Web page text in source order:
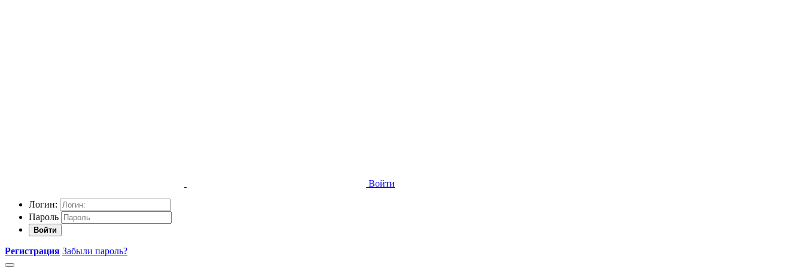
Войти
Логин:
Пароль
Войти
Регистрация Забыли пароль?